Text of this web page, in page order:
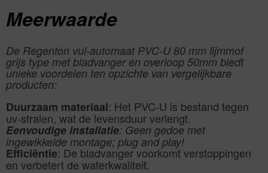
Meerwaarde
De Regenton vul-automaat PVC-U 80 mm lijmmof
grijs type met bladvanger en overloop 50mm biedt
unieke voordelen ten opzichte van vergelijkbare
producten:
Duurzaam materiaal: Het PVC-U is bestand tegen
uv-stralen, wat de levensduur verlengt.
Eenvoudige installatie: Geen gedoe met
ingewikkelde montage; plug and play!
Efficiëntie: De bladvanger voorkomt verstoppingen
en verbetert de waterkwaliteit.